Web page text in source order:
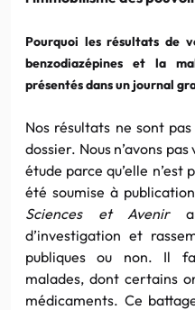
Pourquoi les résultats de
benzodiazépines et la
présentés dans un journal
Nos résultats ne sont
dossier. Nous n’avons
étude parce qu’elle n’est
été soumise à
Sciences et Avenira
d’investigation et
publiques ou non. Il
malades, dont certains
médicaments. Ce